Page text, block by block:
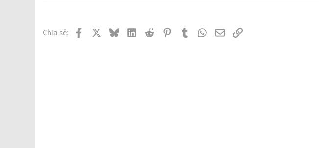
Chia sẻ: Facebook BlueskyLinkedIn
Reddit PinterestTumblrWhatsApp
EmailLink